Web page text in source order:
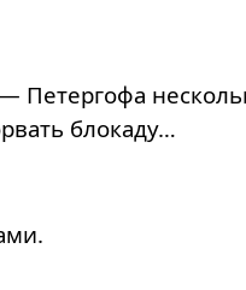
Петергофа
блокаду…